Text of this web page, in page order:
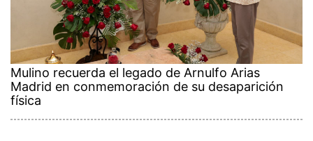
Mulino recuerda el legado de Arnulfo Arias
Madrid en conmemoración de su desaparición
física